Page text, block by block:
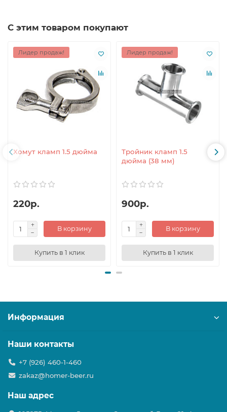
С этим товаром покупают
Лидер продаж!
Хомут кламп 1.5 дюйма
220р.
В корзину
Купить в 1 клик
Лидер продаж!
Тройник кламп 1.5
дюйма (38 мм)
900р.
В корзину
Купить в 1 клик
Информация
Наши контакты
+7 (926) 460-1-460
zakaz@homer-beer.ru
Наш адрес